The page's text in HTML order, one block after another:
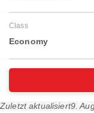
Class
Economy
Zuletzt aktualisiert9.